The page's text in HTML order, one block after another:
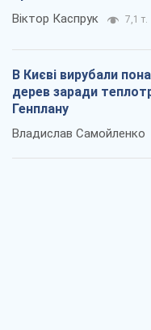
Віктор Каспрук 7,1 т.
В Києві вирубали
дерев заради
Генплану
Владислав Самойленко